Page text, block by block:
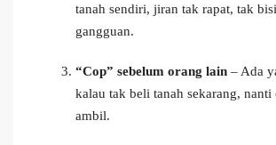
tanah sendiri, jiran tak rapat, tak
gangguan.
“Cop” sebelum orang lain – Ada
kalau tak beli tanah sekarang, nanti
ambil.